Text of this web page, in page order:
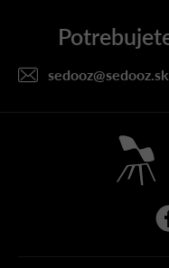
sedooz@sedooz.sk